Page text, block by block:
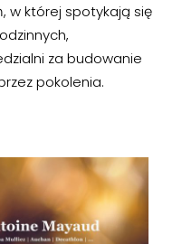
w której spotykają się
za budowanie
pokolenia.